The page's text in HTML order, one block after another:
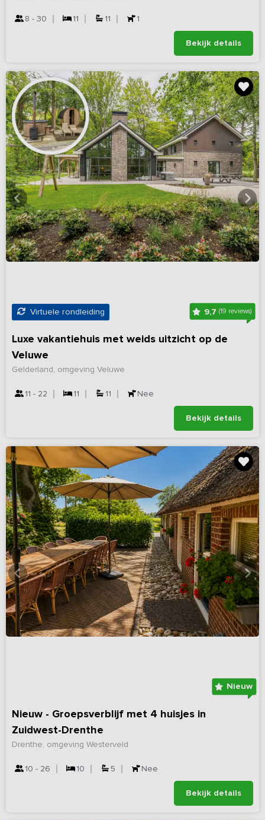
8 - 30 11 11 1
Bekijk details
Virtuele rondleiding 9,7(19 reviews)
Luxe vakantiehuis met weids uitzicht op de
Veluwe
Gelderland, omgeving Veluwe
11 - 22 11 11 Nee
Bekijk details
Nieuw
Nieuw - Groepsverblijf met 4 huisjes in
Zuidwest-Drenthe
Drenthe, omgeving Westerveld
10 - 26 10 5 Nee
Bekijk details